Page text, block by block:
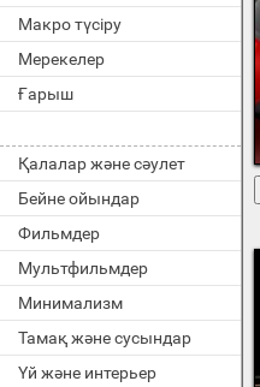
Макро түсіру
Мерекелер
Ғарыш
Қалалар және сәулет
Бейне ойындар
Фильмдер
Мультфильмдер
Минимализм
Тамақ және сусындар
Үй және интерьер